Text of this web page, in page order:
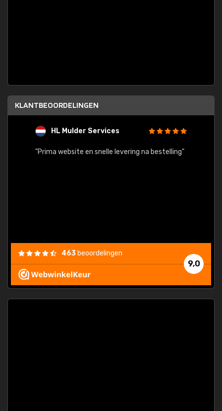
KLANTBEOORDELINGEN
HL Mulder Services
"Prima website en snelle levering na bestelling"
9,0
463 beoordelingen